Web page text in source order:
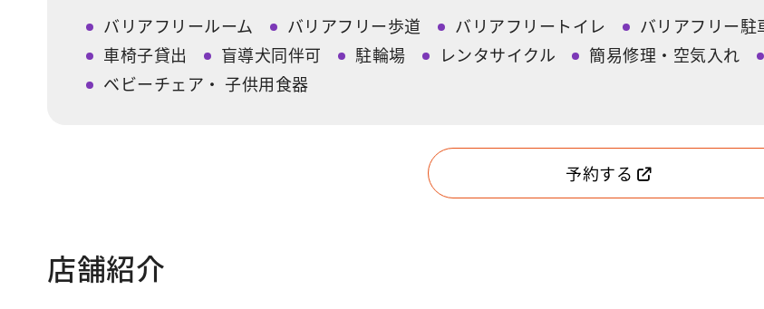
バリアフリールーム バリアフリー歩道 バリアフリートイレ バリアフリー駐
車椅子貸出
盲導犬同伴可 駐輪場 レンタサイクル 簡易修理・空気入れ
ベビーチェア・ 子供用食器
予約する
店舗紹介